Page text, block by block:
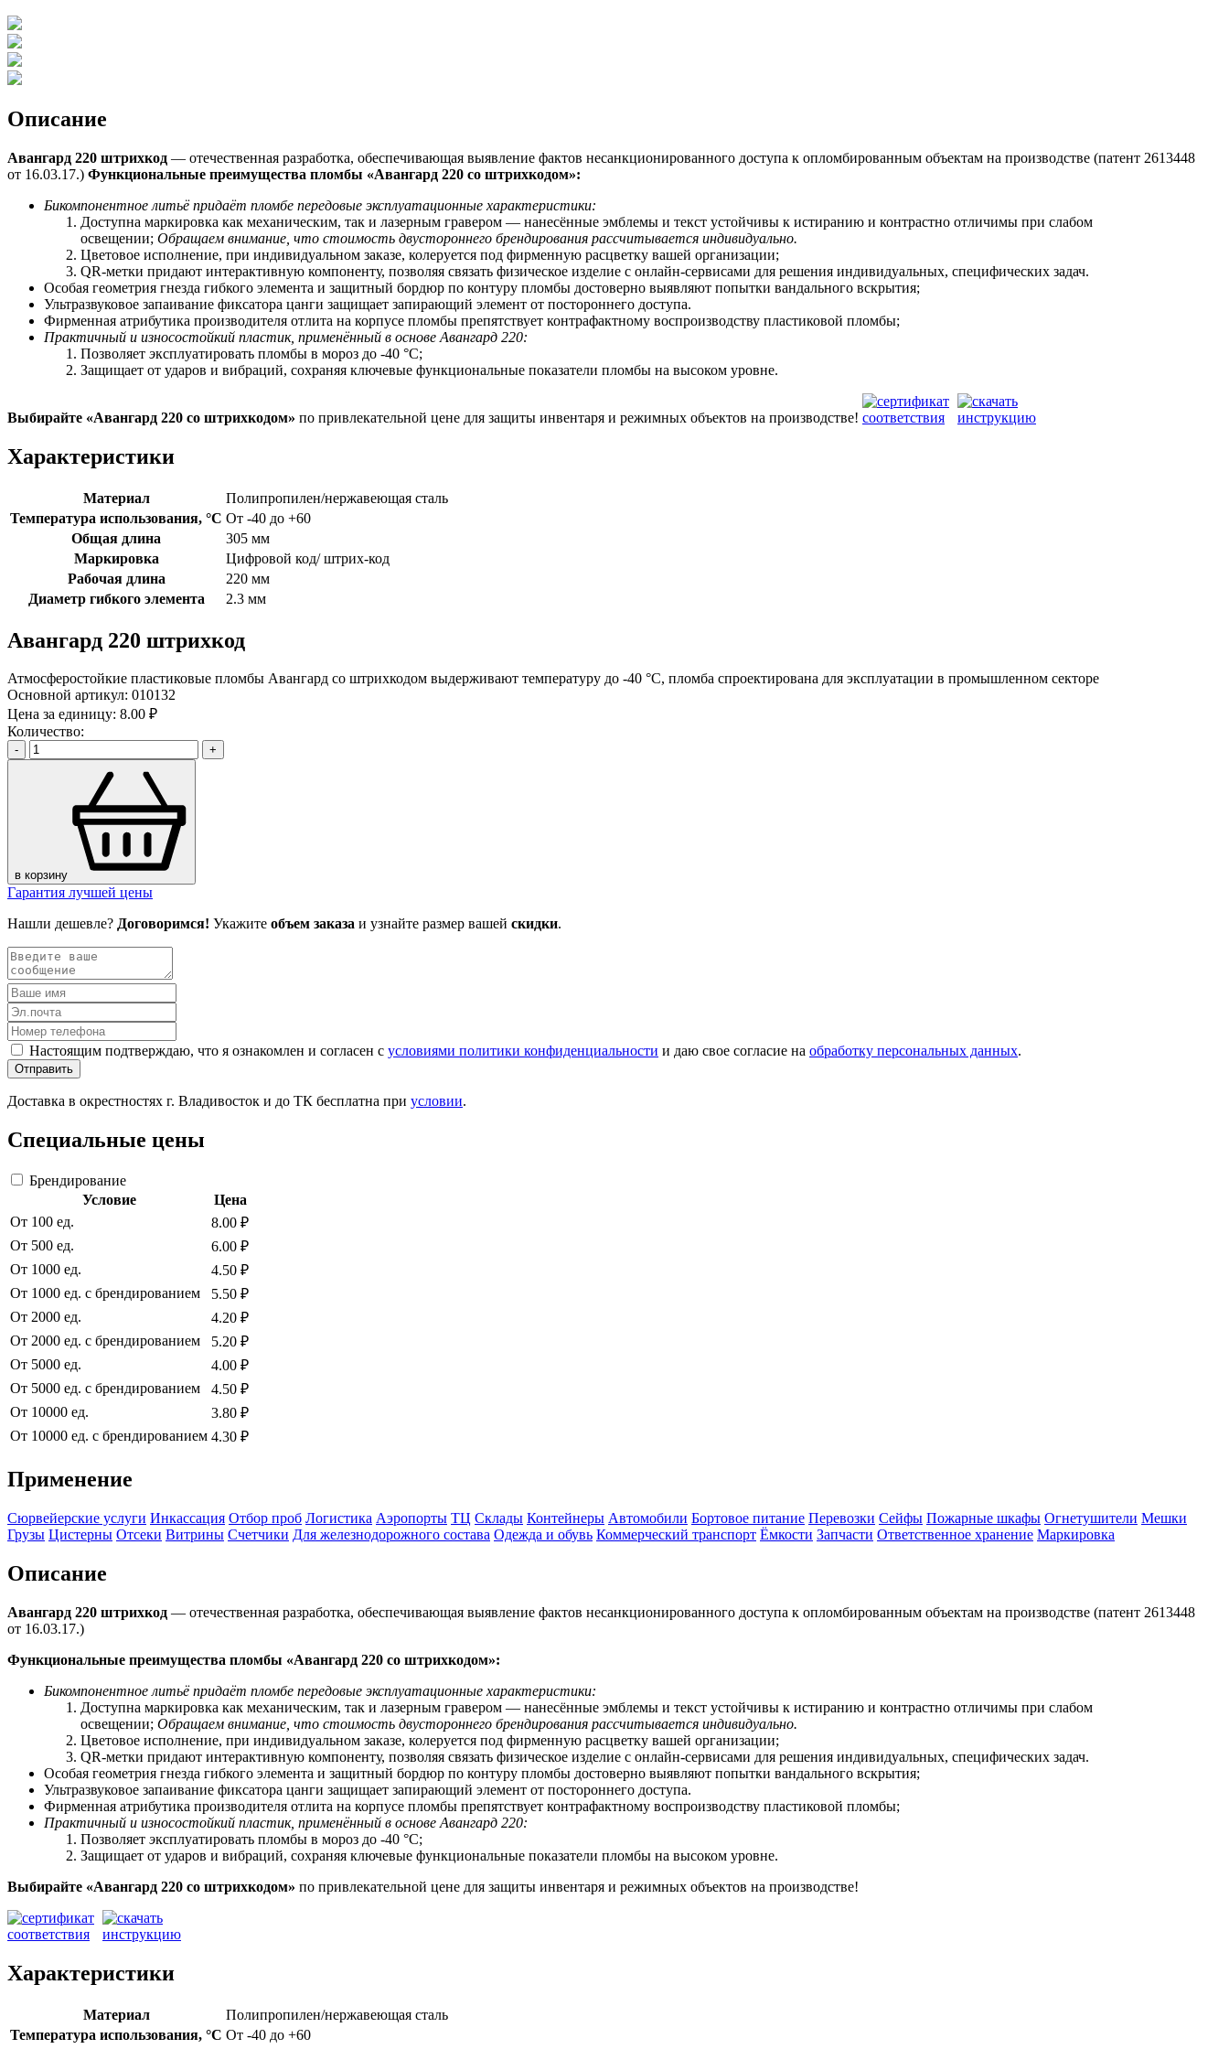
Описание
Авангард 220 штрихкод — отечественная разработка, обеспечивающая выявление фактов несанкционированного доступа к опломбированным объектам на производстве (патент 2613448
от 16.03.17.) Функциональные преимущества пломбы «Авангард 220 со штрихкодом»:
Бикомпонентное литьё придаёт пломбе передовые эксплуатационные характеристики:
Доступна маркировка как механическим, так и лазерным гравером — нанесённые эмблемы и текст устойчивы к истиранию и контрастно отличимы при слабом
освещении; Обращаем внимание, что стоимость двустороннего брендирования рассчитывается индивидуально.
Цветовое исполнение, при индивидуальном заказе, колеруется под фирменную расцветку вашей организации;
QR-метки придают интерактивную компоненту, позволяя связать физическое изделие с онлайн-сервисами для решения индивидуальных, специфических задач.
Особая геометрия гнезда гибкого элемента и защитный бордюр по контуру пломбы достоверно выявляют попытки вандального вскрытия;
Ультразвуковое запаивание фиксатора цанги защищает запирающий элемент от постороннего доступа.
Фирменная атрибутика производителя отлита на корпусе пломбы препятствует контрафактному воспроизводству пластиковой пломбы;
Практичный и износостойкий пластик, применённый в основе Авангард 220:
Позволяет эксплуатировать пломбы в мороз до -40 °С;
Защищает от ударов и вибраций, сохраняя ключевые функциональные показатели пломбы на высоком уровне.
Выбирайте «Авангард 220 со штрихкодом» по привлекательной цене для защиты инвентаря и режимных объектов на производстве!
Характеристики
Материал
Полипропилен/нержавеющая сталь
Температура использования, °C От -40 до +60
Общая длина
305 мм
Маркировка
Цифровой код/ штрих-код
Рабочая длина
220 мм
Диаметр гибкого элемента
2.3 мм
Авангард 220 штрихкод
Атмосферостойкие пластиковые пломбы Авангард со штрихкодом выдерживают температуру до -40 °C, пломба спроектирована для эксплуатации в промышленном секторе
Основной артикул: 010132
Цена за единицу: 8.00 ₽
Количество:
- +
в корзину
Гарантия лучшей цены
Нашли дешевле? Договоримся! Укажите объем заказа и узнайте размер вашей скидки.
Настоящим подтверждаю, что я ознакомлен и согласен с условиями политики конфиденциальности и даю свое согласие на обработку персональных данных.
Отправить
Доставка в окрестностях г. Владивосток и до ТК бесплатна при условии.
Специальные цены
Брендирование
Условие
Цена
От 100 ед.
8.00 ₽
От 500 ед.
6.00 ₽
От 1000 ед.
4.50 ₽
От 1000 ед. с брендированием
5.50 ₽
От 2000 ед.
4.20 ₽
От 2000 ед. с брендированием
5.20 ₽
От 5000 ед.
4.00 ₽
От 5000 ед. с брендированием
4.50 ₽
От 10000 ед.
3.80 ₽
От 10000 ед. с брендированием 4.30 ₽
Применение
Сюрвейерские услуги Инкассация Отбор проб Логистика Аэропорты ТЦ Склады Контейнеры Автомобили Бортовое питание Перевозки Сейфы Пожарные шкафы Огнетушители Мешки
Грузы Цистерны Отсеки Витрины Счетчики Для железнодорожного состава Одежда и обувь Коммерческий транспорт Ёмкости Запчасти Ответственное хранение Маркировка
Описание
Авангард 220 штрихкод — отечественная разработка, обеспечивающая выявление фактов несанкционированного доступа к опломбированным объектам на производстве (патент 2613448
от 16.03.17.)
Функциональные преимущества пломбы «Авангард 220 со штрихкодом»:
Бикомпонентное литьё придаёт пломбе передовые эксплуатационные характеристики:
Доступна маркировка как механическим, так и лазерным гравером — нанесённые эмблемы и текст устойчивы к истиранию и контрастно отличимы при слабом
освещении; Обращаем внимание, что стоимость двустороннего брендирования рассчитывается индивидуально.
Цветовое исполнение, при индивидуальном заказе, колеруется под фирменную расцветку вашей организации;
QR-метки придают интерактивную компоненту, позволяя связать физическое изделие с онлайн-сервисами для решения индивидуальных, специфических задач.
Особая геометрия гнезда гибкого элемента и защитный бордюр по контуру пломбы достоверно выявляют попытки вандального вскрытия;
Ультразвуковое запаивание фиксатора цанги защищает запирающий элемент от постороннего доступа.
Фирменная атрибутика производителя отлита на корпусе пломбы препятствует контрафактному воспроизводству пластиковой пломбы;
Практичный и износостойкий пластик, применённый в основе Авангард 220:
Позволяет эксплуатировать пломбы в мороз до -40 °С;
Защищает от ударов и вибраций, сохраняя ключевые функциональные показатели пломбы на высоком уровне.
Выбирайте «Авангард 220 со штрихкодом» по привлекательной цене для защиты инвентаря и режимных объектов на производстве!
Характеристики
Материал
Полипропилен/нержавеющая сталь
Температура использования, °C От -40 до +60